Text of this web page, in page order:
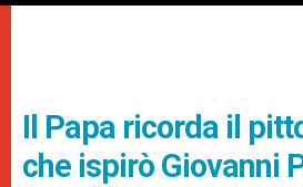
Il Papa ricorda il
che ispirò Giovanni